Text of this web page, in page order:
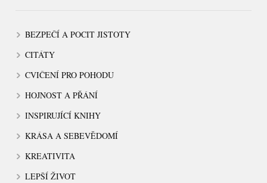
BEZPEČÍ A POCIT JISTOTY
CITÁTY
CVIČENÍ PRO POHODU
HOJNOST A PŘÁNÍ
INSPIRUJÍCÍ KNIHY
KRÁSA A SEBEVĚDOMÍ
KREATIVITA
LEPŠÍ ŽIVOT